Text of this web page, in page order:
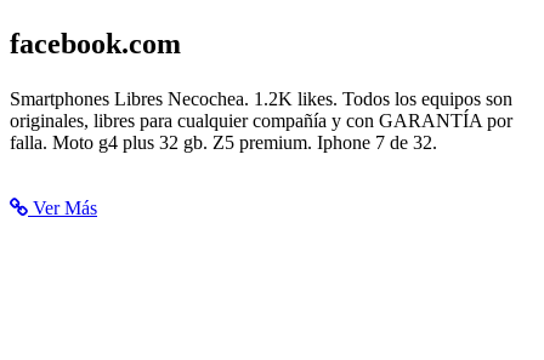
facebook.com
Smartphones Libres Necochea - Home | Facebook
Smartphones Libres Necochea. 1.2K likes. Todos los equipos son
originales, libres para cualquier compañía y con GARANTÍA por
falla. Moto g4 plus 32 gb. Z5 premium. Iphone 7 de 32.
Ver Más